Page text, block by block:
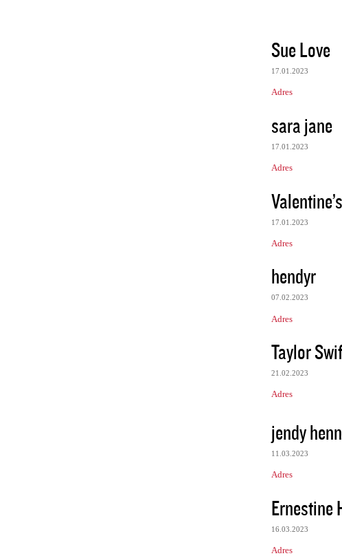
Sue Love
17.01.2023
Adres
sara jane
17.01.2023
Adres
17.01.2023
Adres
hendyr
07.02.2023
Adres
Taylor
21.02.2023
Adres
jendy
11.03.2023
Adres
Ernestine
16.03.2023
Adres